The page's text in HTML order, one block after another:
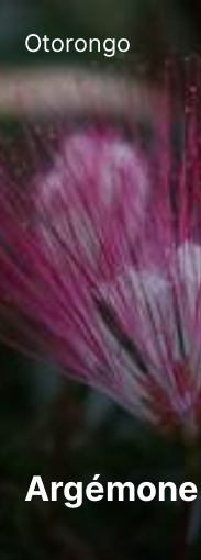
Otorongo
Argémone